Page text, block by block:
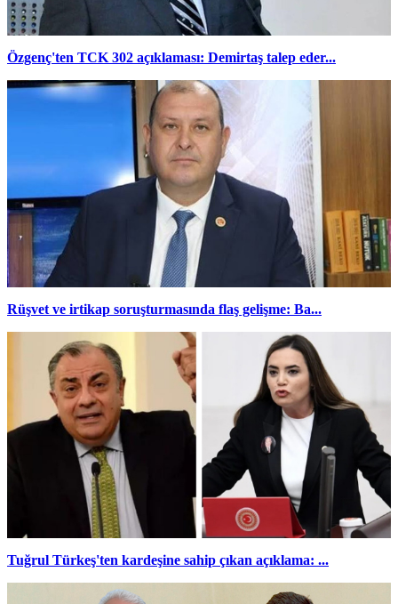
Özgenç'ten TCK 302 açıklaması: Demirtaş talep eder...
Rüşvet ve irtikap soruşturmasında flaş gelişme: Ba...
Tuğrul Türkeş'ten kardeşine sahip çıkan açıklama: ...